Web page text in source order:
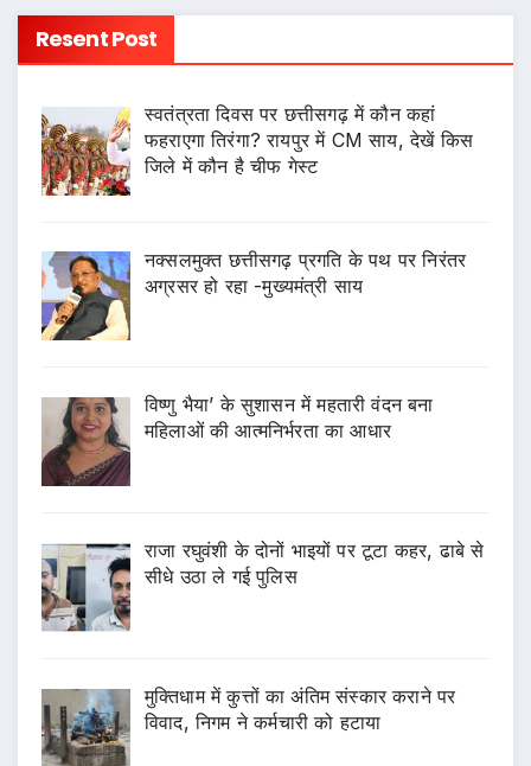
Resent Post
स्वतंत्रता दिवस पर छत्तीसगढ़ में कौन कहां
फहराएगा तिरंगा? रायपुर में CM साय, देखें किस
जिले में कौन है चीफ गेस्ट
नक्सलमुक्त छत्तीसगढ़ प्रगति के पथ पर निरंतर
अग्रसर हो रहा -मुख्यमंत्री साय
विष्णु भैया’ के सुशासन में महतारी वंदन बना
महिलाओं की आत्मनिर्भरता का आधार
राजा रघुवंशी के दोनों भाइयों पर टूटा कहर, ढाबे से
सीधे उठा ले गई पुलिस
मुक्तिधाम में कुत्तों का अंतिम संस्कार कराने पर
विवाद, निगम ने कर्मचारी को हटाया